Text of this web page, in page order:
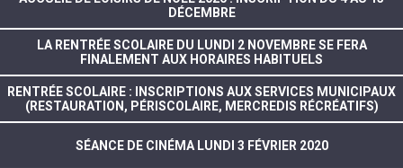
DÉCEMBRE
LA RENTRÉE SCOLAIRE DU LUNDI 2 NOVEMBRE SE FERA
FINALEMENT AUX HORAIRES HABITUELS
RENTRÉE SCOLAIRE : INSCRIPTIONS AUX SERVICES MUNICIPAUX
(RESTAURATION, PÉRISCOLAIRE, MERCREDIS RÉCRÉATIFS)
SÉANCE DE CINÉMA LUNDI 3 FÉVRIER 2020